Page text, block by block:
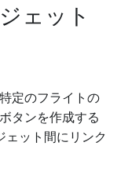
ェット
定のフライトの
タンを作成する
ェット間にリンク